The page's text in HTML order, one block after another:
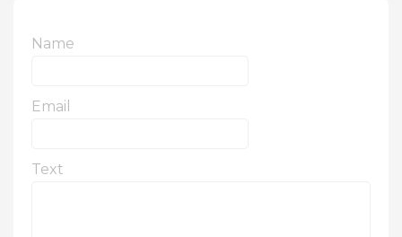
Name
Email
Text